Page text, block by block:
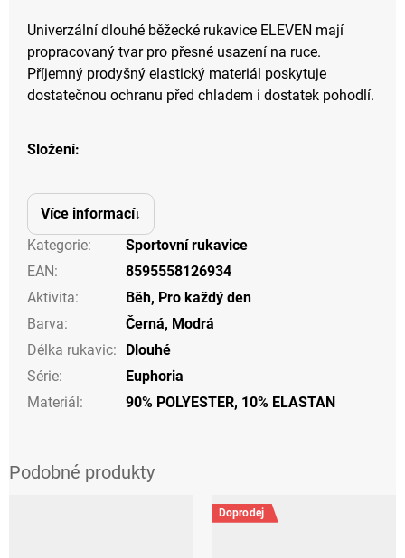
Univerzální dlouhé běžecké rukavice ELEVEN mají
propracovaný tvar pro přesné usazení na ruce.
Příjemný prodyšný elastický materiál poskytuje
dostatečnou ochranu před chladem i dostatek pohodlí.
Složení:
Více informací
Kategorie:
Sportovní rukavice
EAN:
8595558126934
Aktivita: Běh, Pro každý den
Barva: Černá, Modrá
Délka rukavic:
Dlouhé
Série:
Euphoria
Materiál: 90% POLYESTER, 10% ELASTAN
Doprodej